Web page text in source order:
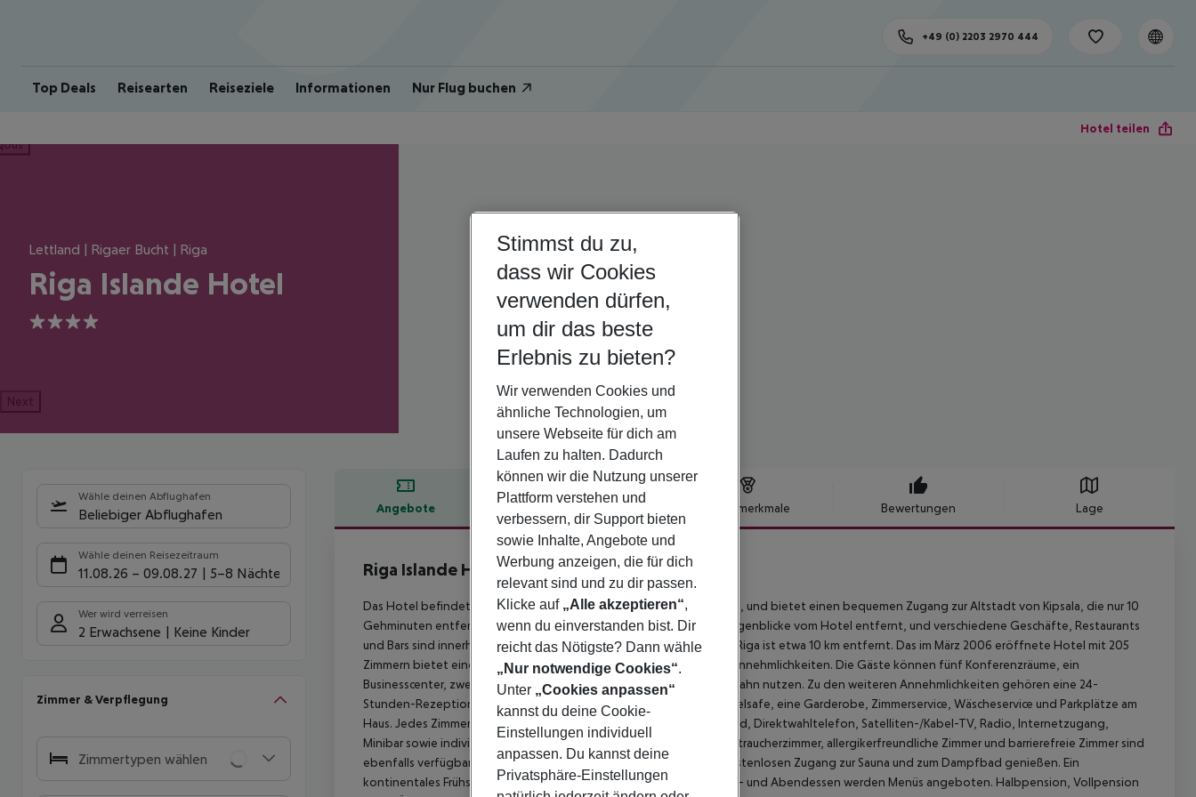
Top Deals Reisearten Reiseziele Informationen Nur Flug buchen
+49 (0) 2203 2970 444
Hotel teilen
Lettland | Rigaer Bucht | Riga
Riga Islande Hotel
4
Next
Wähle deinen Abflughafen
Beliebiger Abflughafen
Wähle deinen Reisezeitraum
11.08.26 – 09.08.27 5-8 Nächte
Wer wird verreisen
2 Erwachsene Keine Kinder
Zimmer & Verpflegung
Zimmertypen wählen
Angebote Hotelmerkmale Bewertungen Lage
Hotelbeschreibung
Riga Islande Hotel
4
Das Hotel befindet sich im Stadtzentrum von Riga, am Ufer der Düna, und bietet einen bequemen Zugang zur Altstadt von Kipsala, die nur 10
Gehminuten entfernt ist. Die Messehalle ist ebenfalls nur wenige Augenblicke vom Hotel entfernt, und verschiedene Geschäfte, Restaurants
und Bars sind innerhalb von 500 Metern zu erreichen. Der Flughafen Riga ist etwa 10 km entfernt. Das im März 2006 eröffnete Hotel mit 205
Zimmern bietet eine umfassende Palette an Serviceleistungen und Annehmlichkeiten. Die Gäste können fünf Konferenzräume, ein
Businesscenter, zwei Restaurants, eine Lobby-Bar und eine Bowlingbahn nutzen. Zu den weiteren Annehmlichkeiten gehören eine 24-
Stunden-Rezeption in der klimatisierten Lobby, ein Aufzug, ein Hotelsafe, eine Garderobe, Zimmerservice, Wäscheservice und Parkplätze am
Haus. Jedes Zimmer ist komplett ausgestattet mit einem eigenen Bad, Direktwahltelefon, Satelliten-/Kabel-TV, Radio, Internetzugang,
Minibar sowie individuell regulierbarer Klimaanlage und Heizung. Nichtraucherzimmer, allergikerfreundliche Zimmer und barrierefreie Zimmer sind
ebenfalls verfügbar. Die Gäste können sich entspannen und den kostenlosen Zugang zur Sauna und zum Dampfbad genießen. Ein
kontinentales Frühstücksbuffet wird täglich serviert, und zum Mittag- und Abendessen werden Menüs angeboten. Halbpension, Vollpension
Stimmst du zu,
dass wir Cookies
verwenden dürfen,
um dir das beste
Erlebnis zu bieten?
Wir verwenden Cookies und
ähnliche Technologien, um
unsere Webseite für dich am
Laufen zu halten. Dadurch
können wir die Nutzung unserer
Plattform verstehen und
verbessern, dir Support bieten
sowie Inhalte, Angebote und
Werbung anzeigen, die für dich
relevant sind und zu dir passen.
Klicke auf „Alle akzeptieren“,
wenn du einverstanden bist. Dir
reicht das Nötigste? Dann wähle
„Nur notwendige Cookies“.
Unter „Cookies anpassen“
kannst du deine Cookie-
Einstellungen individuell
anpassen. Du kannst deine
Privatsphäre-Einstellungen